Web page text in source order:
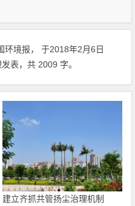
环境报， 于2018年2月6日
表，共 2009 字。
建立齐抓共管扬尘治理机制